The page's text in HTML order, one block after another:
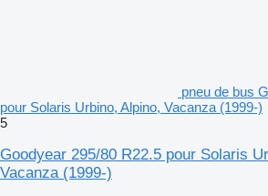
pneu de bus
pour Solaris Urbino, Alpino, Vacanza (1999-)
5
Goodyear 295/80 R22.5 pour Solaris
Vacanza (1999-)